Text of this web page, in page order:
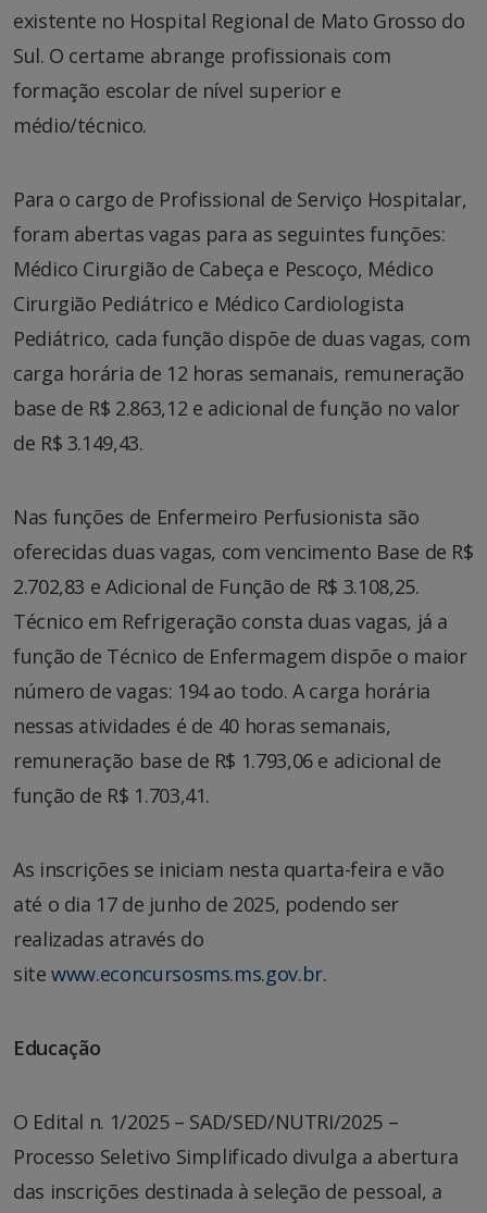
existente no Hospital Regional de Mato Grosso do
Sul. O certame abrange profissionais com
formação escolar de nível superior e
médio/técnico.
Para o cargo de Profissional de Serviço Hospitalar,
foram abertas vagas para as seguintes funções:
Médico Cirurgião de Cabeça e Pescoço, Médico
Cirurgião Pediátrico e Médico Cardiologista
Pediátrico, cada função dispõe de duas vagas, com
carga horária de 12 horas semanais, remuneração
base de R$ 2.863,12 e adicional de função no valor
de R$ 3.149,43.
Nas funções de Enfermeiro Perfusionista são
oferecidas duas vagas, com vencimento Base de R$
2.702,83 e Adicional de Função de R$ 3.108,25.
Técnico em Refrigeração consta duas vagas, já a
função de Técnico de Enfermagem dispõe o maior
número de vagas: 194 ao todo. A carga horária
nessas atividades é de 40 horas semanais,
remuneração base de R$ 1.793,06 e adicional de
função de R$ 1.703,41.
As inscrições se iniciam nesta quarta-feira e vão
até o dia 17 de junho de 2025, podendo ser
realizadas através do
sitewww.econcursosms.ms.gov.br.
Educação
O Edital n. 1/2025 – SAD/SED/NUTRI/2025 –
Processo Seletivo Simplificado divulga a abertura
das inscrições destinada à seleção de pessoal, a